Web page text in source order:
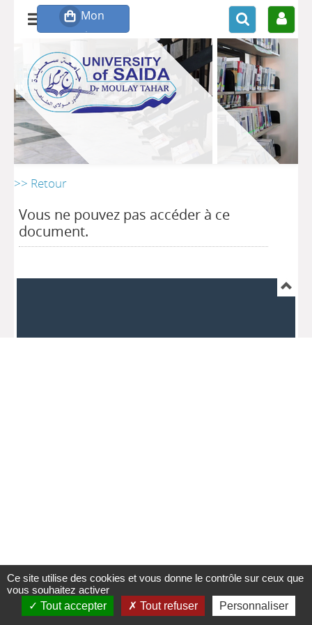
>> Retour
Vous ne pouvez pas accéder à ce
document.
Ce site utilise des cookies et vous donne le contrôle sur ceux que
vous souhaitez activer
Tout accepter
Tout refuser Personnaliser